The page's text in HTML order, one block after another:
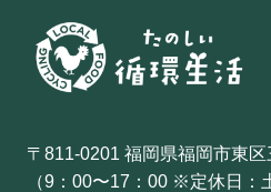
〒811-0201 福岡県福岡市東区
（9：00〜17：00 ※定休日：